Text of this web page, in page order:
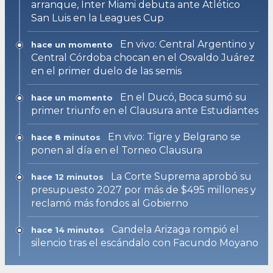
arranque, Inter Miami debuta ante Atlético
San Luis en la Leagues Cup
hace un momento
En vivo: Central Argentino y
Central Córdoba chocan en el Osvaldo Juárez
en el primer duelo de las semis
hace un momento
En el Ducó, Boca sumó su
primer triunfo en el Clausura ante Estudiantes
hace 8 minutos
En vivo: Tigre y Belgrano se
ponen al día en el Torneo Clausura
hace 12 minutos
La Corte Suprema aprobó su
presupuesto 2027 por más de $495 millones y
reclamó más fondos al Gobierno
hace 14 minutos
Candela Arizaga rompió el
silencio tras el escándalo con Facundo Moyano